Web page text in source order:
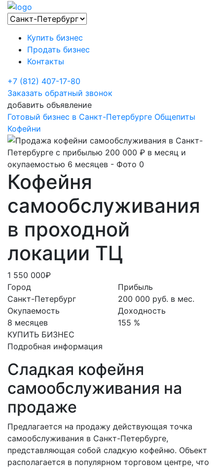
Купить бизнес
Продать бизнес
Контакты
+7 (812) 407-17-80
Заказать обратный звонок
добавить объявление
Готовый бизнес в Санкт-Петербурге Общепиты
Кофейни
Кофейня
самообслуживания
в проходной
локации ТЦ
1 550 000₽
Город
Санкт-Петербург
Окупаемость
8 месяцев
КУПИТЬ БИЗНЕС
Прибыль
200 000 руб. в мес.
Доходность
155 %
Подробная информация
Сладкая кофейня
самообслуживания на
продаже
Предлагается на продажу действующая точка
самообслуживания в Санкт-Петербурге,
представляющая собой сладкую кофейню. Объект
располагается в популярном торговом центре, что